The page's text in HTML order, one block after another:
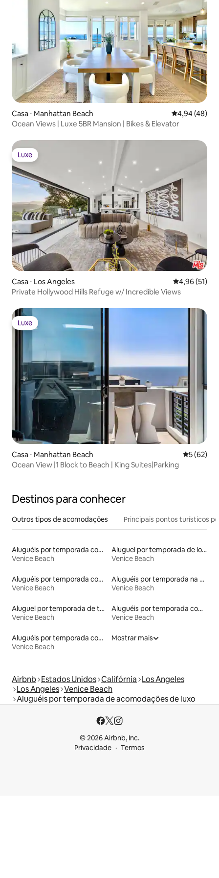
Casa ⋅ Manhattan Beach 4,94 de uma
4,94 (48)
Ocean Views | Luxe 5BR Mansion | Bikes & Elevator
Luxe
Luxe
Casa ⋅ Los Angeles 4,96 de uma
4,96 (51)
Private Hollywood Hills Refuge w/ Incredible Views
Luxe
Luxe
Casa ⋅ Manhattan Beach 5 de uma
5 (62)
Ocean View |1 Block to Beach | King Suites|Parking
Destinos para conhecer
Outros tipos de acomodações Principais pontos turísticos
Aluguéis por temporada com café da manhã
Venice Beach
Aluguel por temporada de lofts
Venice Beach
Aluguéis por temporada com banheira de hidromassagem
Venice Beach
Aluguéis por temporada na orla
Venice Beach
Aluguel por temporada de townhouses
Venice Beach
Aluguéis por temporada com suítes privativas
Venice Beach
Aluguéis por temporada com sauna
Venice Beach
Mostrar mais
Airbnb Estados Unidos Califórnia Los Angeles
Los Angeles Venice Beach
Aluguéis por temporada de acomodações de luxo
© 2026 Airbnb, Inc.
Privacidade
Termos